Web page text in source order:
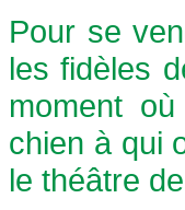
Pour se
les fidèles
moment
chien à qui
le théâtre